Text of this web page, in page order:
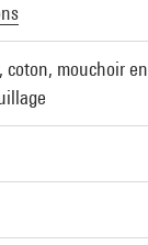
coton, mouchoir en